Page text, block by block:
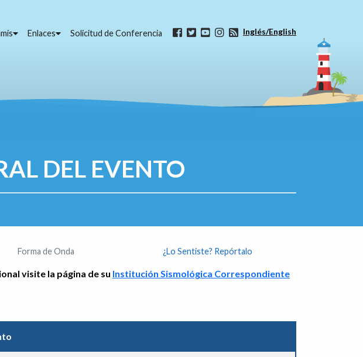
Enlaces Solicitud de Conferencia Inglés/English
DEL EVENTO
Forma de Onda ¿Lo Sentiste? Repórtalo
visite la página de su Institución Sismológica Correspondiente